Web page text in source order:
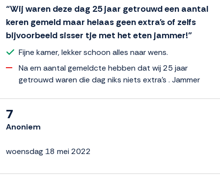
“Wij waren deze dag 25 jaar getrouwd een aantal
keren gemeld maar helaas geen extra's of zelfs
bijvoorbeeld sisser tje met het eten jammer!”
Fijne kamer, lekker schoon alles naar wens.
Na ern aantal gemeldcte hebben dat wij 25 jaar
getrouwd waren die dag niks niets extra's . Jammer
7
Anoniem
woensdag 18 mei 2022